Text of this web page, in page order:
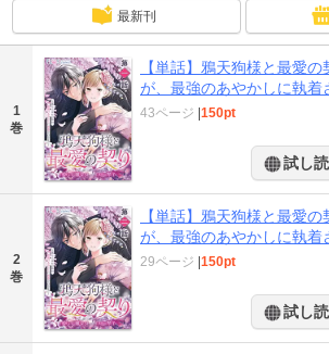
最新刊
1
巻
【単話】鴉天狗様と最愛
が、最強のあやかしに執
43ページ |150pt
試し
2
巻
【単話】鴉天狗様と最愛
が、最強のあやかしに執
29ページ |150pt
試し